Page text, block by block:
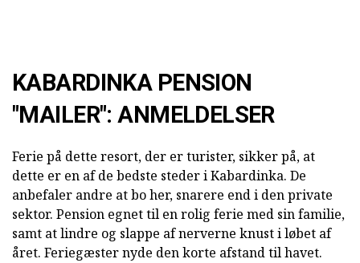
KABARDINKA PENSION
"MAILER": ANMELDELSER
Ferie på dette resort, der er turister, sikker på, at
dette er en af de bedste steder i Kabardinka. De
anbefaler andre at bo her, snarere end i den private
sektor. Pension egnet til en rolig ferie med sin familie,
samt at lindre og slappe af nerverne knust i løbet af
året. Feriegæster nyde den korte afstand til havet.